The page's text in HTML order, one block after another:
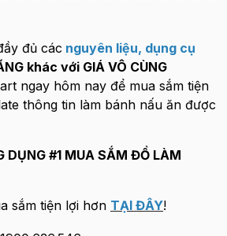
đủ các nguyên liệu, dụng cụ
khác với GIÁ VÔ CÙNG
ngay hôm nay để mua sắm tiện
thông tin làm bánh nấu ăn được
#1 MUA SẮM ĐỒ LÀM
sắm tiện lợi hơn TẠI ĐÂY!